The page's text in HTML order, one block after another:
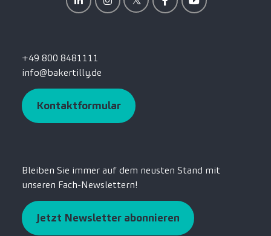
+49 800 8481111
info@bakertilly.de
Kontaktformular
Bleiben Sie immer auf dem neusten Stand mit
unseren Fach-Newslettern!
Jetzt Newsletter abonnieren